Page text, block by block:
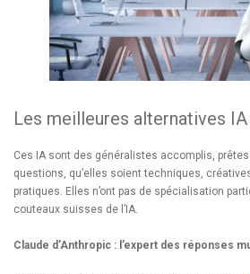
Les meilleures alternatives
Ces IA sont des généralistes accomplis,
questions, qu’elles soient techniques,
pratiques. Elles n’ont pas de spécialisation
couteaux suisses de l’IA.
Claude d’Anthropic : l’expert des réponses